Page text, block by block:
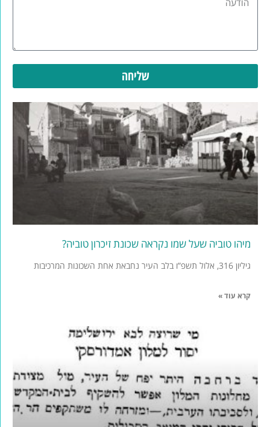
שליחה
מיהו טוביה שעל שמו נקראה שכונת זיכרון טוביה?
גיליון 316, אלול תשפ”ו בלב העיר נחבאת אחת השכונות המרכיבות
קרא עוד »